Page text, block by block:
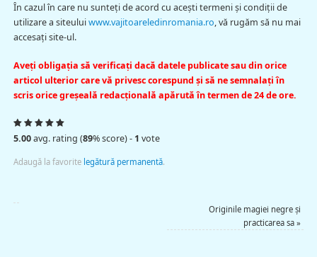
În cazul în care nu sunteţi de acord cu aceşti termeni şi condiţii de
utilizare a siteuluiwww.vajitoareledinromania.ro, vă rugăm să nu mai
accesaţi site-ul.
Aveţi obligaţia să verificaţi dacă datele publicate sau din orice
articol ulterior care vă privesc corespund şi să ne semnalaţi în
scris orice greşeală redacţională apărută în termen de 24 de ore.
5.00avg. rating (89% score) - 1 vote
Adaugă la favorite legătură permanentă.
Originile magiei negre şi
practicarea sa»